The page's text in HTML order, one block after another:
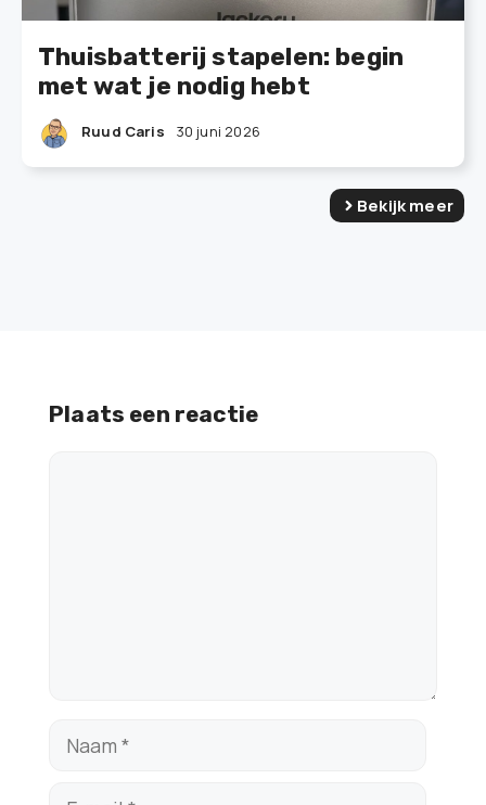
Thuisbatterij stapelen: begin
met wat je nodig hebt
Ruud Caris 30 juni 2026
Bekijk meer
Plaats een reactie
Naam
E-